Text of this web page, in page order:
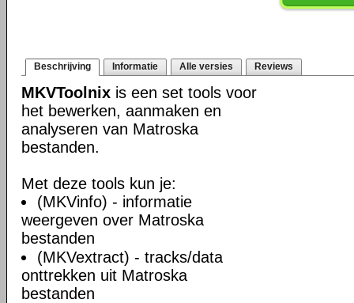
Beschrijving Informatie Alle versies Reviews
MKVToolnix is een set tools voor
het bewerken, aanmaken en
analyseren van Matroska
bestanden.
Met deze tools kun je:
(MKVinfo) - informatie
weergeven over Matroska
bestanden
(MKVextract) - tracks/data
onttrekken uit Matroska
bestanden